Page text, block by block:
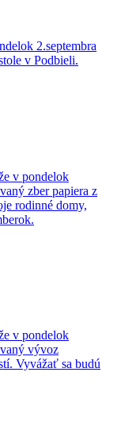
2.septembra
v Podbieli.
v pondelok
zber papiera z
rodinné domy,
v pondelok
vývoz
Vyvážať sa budú